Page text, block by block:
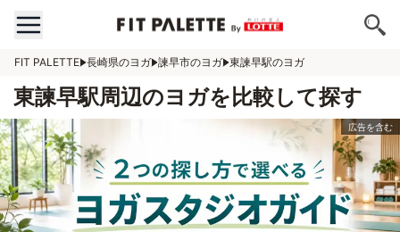
FIT PALETTE 長崎県のヨガ 諫早市のヨガ 東諫早駅のヨガ
東諫早駅周辺のヨガを比較して探す